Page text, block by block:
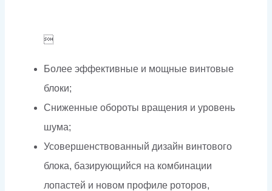

Более эффективные и мощные винтовые
блоки;
Сниженные обороты вращения и уровень
шума;
Усовершенствованный дизайн винтового
блока, базирующийся на комбинации
лопастей и новом профиле роторов,